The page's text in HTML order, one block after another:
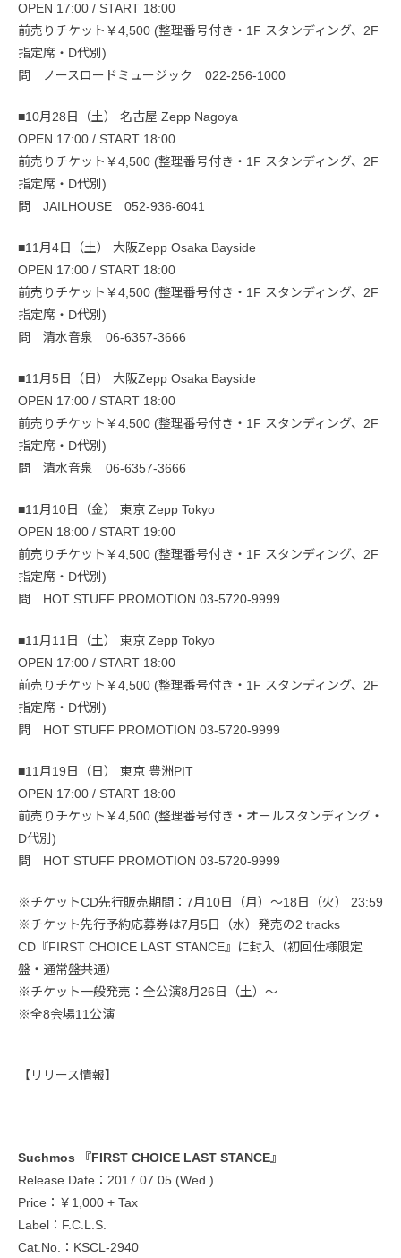
OPEN 17:00 / START 18:00
前売りチケット￥4,500 (整理番号付き・1F スタンディング、2F
指定席・D代別)
問 ノースロードミュージック 022-256-1000
■10月28日（土） 名古屋 Zepp Nagoya
OPEN 17:00 / START 18:00
前売りチケット￥4,500 (整理番号付き・1F スタンディング、2F
指定席・D代別)
問 JAILHOUSE 052-936-6041
■11月4日（土） 大阪Zepp Osaka Bayside
OPEN 17:00 / START 18:00
前売りチケット￥4,500 (整理番号付き・1F スタンディング、2F
指定席・D代別)
問 清水音泉 06-6357-3666
■11月5日（日） 大阪Zepp Osaka Bayside
OPEN 17:00 / START 18:00
前売りチケット￥4,500 (整理番号付き・1F スタンディング、2F
指定席・D代別)
問 清水音泉 06-6357-3666
■11月10日（金） 東京 Zepp Tokyo
OPEN 18:00 / START 19:00
前売りチケット￥4,500 (整理番号付き・1F スタンディング、2F
指定席・D代別)
問 HOT STUFF PROMOTION 03-5720-9999
■11月11日（土） 東京 Zepp Tokyo
OPEN 17:00 / START 18:00
前売りチケット￥4,500 (整理番号付き・1F スタンディング、2F
指定席・D代別)
問 HOT STUFF PROMOTION 03-5720-9999
■11月19日（日） 東京 豊洲PIT
OPEN 17:00 / START 18:00
前売りチケット￥4,500 (整理番号付き・オールスタンディング・
D代別)
問 HOT STUFF PROMOTION 03-5720-9999
※チケットCD先行販売期間：7月10日（月）～18日（火） 23:59
※チケット先行予約応募券は7月5日（水）発売の2 tracks
CD『FIRST CHOICE LAST STANCE』に封入（初回仕様限定
盤・通常盤共通）
※チケット一般発売：全公演8月26日（土）～
※全8会場11公演
【リリース情報】
Suchmos 『FIRST CHOICE LAST STANCE』
Release Date：2017.07.05 (Wed.)
Price：￥1,000 + Tax
Label：F.C.L.S.
Cat.No.：KSCL-2940